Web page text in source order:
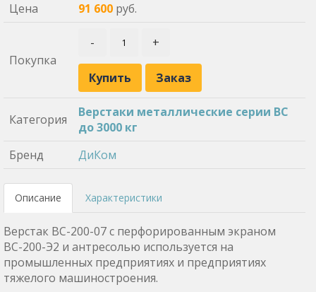
Цена 91 600 руб.
Покупка
- +
Купить Заказ
Категория
Верстаки металлические серии ВС
до 3000 кг
Бренд
ДиКом
Описание Характеристики
Верстак ВС-200-07 с перфорированным экраном
ВС-200-Э2 и антресолью используется на
промышленных предприятиях и предприятиях
тяжелого машиностроения.